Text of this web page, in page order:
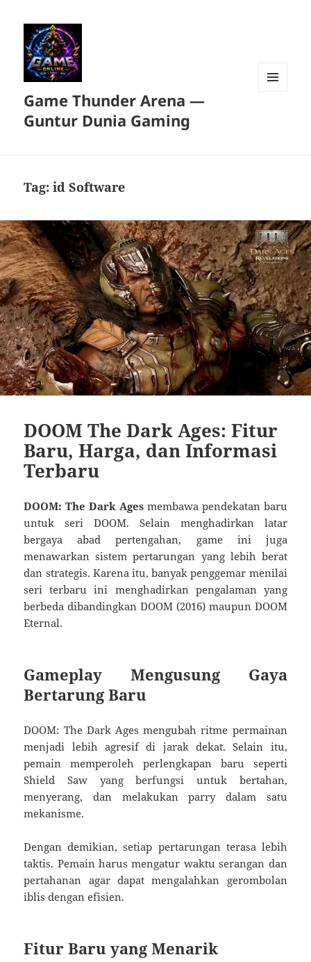
Game Thunder Arena —
Guntur Dunia Gaming
Tag:id Software
DOOM The Dark Ages: Fitur
Baru, Harga, dan Informasi
Terbaru
DOOM: The Dark Ages membawa pendekatan baru
untuk seri DOOM. Selain menghadirkan latar
bergaya abad pertengahan, game ini juga
menawarkan sistem pertarungan yang lebih berat
dan strategis. Karena itu, banyak penggemar menilai
seri terbaru ini menghadirkan pengalaman yang
berbeda dibandingkan DOOM (2016) maupun DOOM
Eternal.
Gameplay Mengusung Gaya
Bertarung Baru
DOOM: The Dark Ages mengubah ritme permainan
menjadi lebih agresif di jarak dekat. Selain itu,
pemain memperoleh perlengkapan baru seperti
Shield Saw yang berfungsi untuk bertahan,
menyerang, dan melakukan parry dalam satu
mekanisme.
Dengan demikian, setiap pertarungan terasa lebih
taktis. Pemain harus mengatur waktu serangan dan
pertahanan agar dapat mengalahkan gerombolan
iblis dengan efisien.
Fitur Baru yang Menarik